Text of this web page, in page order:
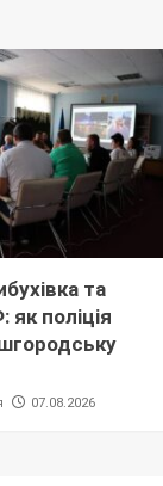
та
як поліція
07.08.2026